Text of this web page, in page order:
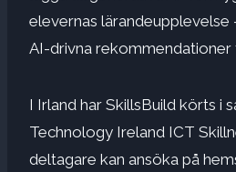
elevernas
AI-drivna rekommendationer
I Irland har SkillsBuild körts i
Technology Ireland ICT
deltagare kan ansöka på